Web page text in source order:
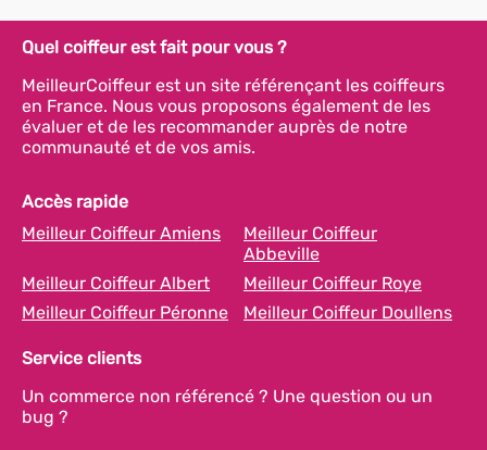
Quel coiffeur est fait pour vous ?
MeilleurCoiffeur est un site référençant les coiffeurs
en France. Nous vous proposons également de les
évaluer et de les recommander auprès de notre
communauté et de vos amis.
Accès rapide
Meilleur Coiffeur Amiens
Meilleur Coiffeur
Abbeville
Meilleur Coiffeur Albert
Meilleur Coiffeur Roye
Meilleur Coiffeur Péronne
Meilleur Coiffeur Doullens
Service clients
Un commerce non référencé ? Une question ou un
bug ?